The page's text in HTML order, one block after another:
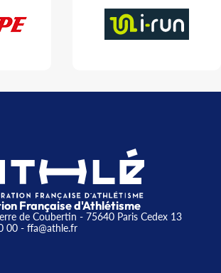
Française d'Athlétisme
de Coubertin - 75640 Paris Cedex 13
00- ffa@athle.fr